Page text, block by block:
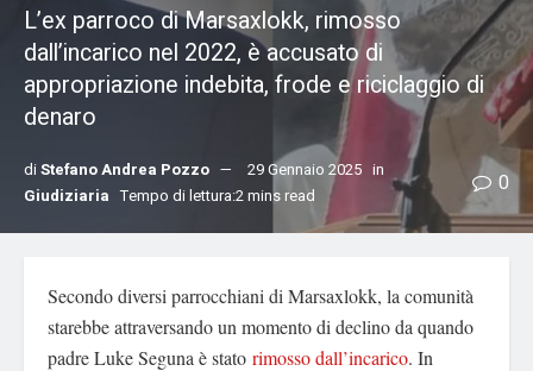
L’ex parroco di Marsaxlokk, rimosso
dall’incarico nel 2022, è accusato di
appropriazione indebita, frode e riciclaggio di
denaro
diStefano Andrea Pozzo 29 Gennaio 2025 in
Giudiziaria Tempo di lettura:2 mins read 0
Secondo diversi parrocchiani di Marsaxlokk, la comunità
starebbe attraversando un momento di declino da quando
padre Luke Seguna è stato rimosso dall’incarico. In